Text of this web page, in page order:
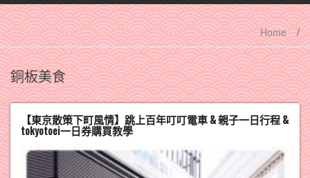
Home /
銅板美食
【東京散策下町風情】跳上百年叮叮電車 & 親子一日行程 &
tokyotoei一日券購買教學